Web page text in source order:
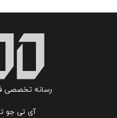
رسانه تخصصی
آی تی جو